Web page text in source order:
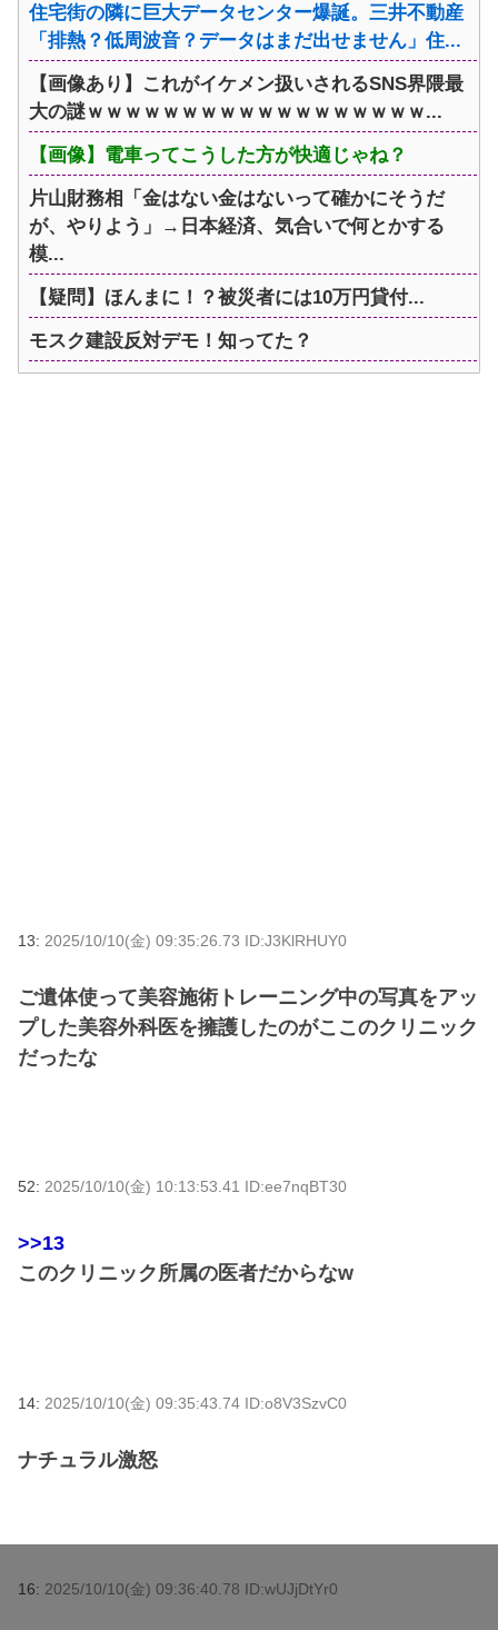
住宅街の隣に巨大データセンター爆誕。三井不動産
「排熱？低周波音？データはまだ出せません」住...
【画像あり】これがイケメン扱いされるSNS界隈最
大の謎ｗｗｗｗｗｗｗｗｗｗｗｗｗｗｗｗｗｗ...
【画像】電車ってこうした方が快適じゃね？
片山財務相「金はない金はないって確かにそうだ
が、やりよう」→日本経済、気合いで何とかする
模...
【疑問】ほんまに！？被災者には10万円貸付...
モスク建設反対デモ！知ってた？
13: 2025/10/10(金) 09:35:26.73 ID:J3KlRHUY0
ご遺体使って美容施術トレーニング中の写真をアッ
プした美容外科医を擁護したのがここのクリニック
だったな
52: 2025/10/10(金) 10:13:53.41 ID:ee7nqBT30
>>13
このクリニック所属の医者だからなw
14: 2025/10/10(金) 09:35:43.74 ID:o8V3SzvC0
ナチュラル激怒
16: 2025/10/10(金) 09:36:40.78 ID:wUJjDtYr0